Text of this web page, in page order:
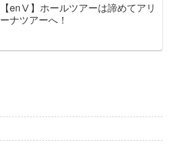
【enⅤ】ホールツアーは諦めてアリ
ーナツアーへ！